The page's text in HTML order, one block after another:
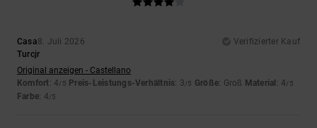
Casa8. Juli 2026
Verifizierter Kauf
Turcjr
Original anzeigen - Castellano
Komfort: 4/5 Preis-Leistungs-Verhältnis: 3/5 Größe: Groß Material : 4/5
Farbe: 4/5